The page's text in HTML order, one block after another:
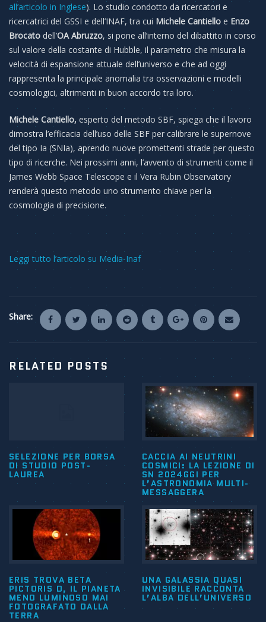
all’articolo in Inglese). Lo studio condotto da ricercatori e
ricercatrici del GSSI e dell’INAF, tra cui Michele Cantiello e Enzo
Brocato dell’OA Abruzzo, si pone all’interno del dibattito in corso
sul valore della costante di Hubble, il parametro che misura la
velocità di espansione attuale dell’universo e che ad oggi
rappresenta la principale anomalia tra osservazioni e modelli
cosmologici, altrimenti in buon accordo tra loro.
Michele Cantiello, esperto del metodo SBF, spiega che il lavoro
dimostra l’efficacia dell’uso delle SBF per calibrare le supernove
del tipo Ia (SNIa), aprendo nuove promettenti strade per questo
tipo di ricerche. Nei prossimi anni, l’avvento di strumenti come il
James Webb Space Telescope e il Vera Rubin Observatory
renderà questo metodo uno strumento chiave per la
cosmologia di precisione.
Leggi tutto l’articolo su Media-Inaf
Share:
RELATED POSTS
SELEZIONE PER BORSA
DI STUDIO POST-
LAUREA
CACCIA AI NEUTRINI
COSMICI: LA LEZIONE DI
SN 2024GGI PER
L’ASTRONOMIA MULTI-
MESSAGGERA
ERIS TROVA BETA
PICTORIS D, IL PIANETA
MENO LUMINOSO MAI
FOTOGRAFATO DALLA
TERRA
UNA GALASSIA QUASI
INVISIBILE RACCONTA
L’ALBA DELL’UNIVERSO